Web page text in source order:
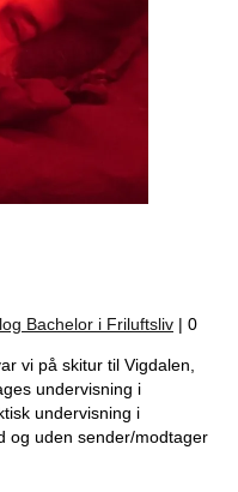
Bachelor i Friluftsliv | 0
vi på skitur til Vigdalen,
undervisning i
undervisning i
og uden sender/modtager